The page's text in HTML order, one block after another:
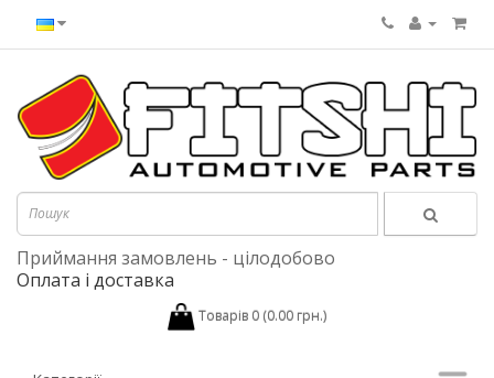
Приймання замовлень - цілодобово
Оплата і доставка
Товарів 0 (0.00 грн.)